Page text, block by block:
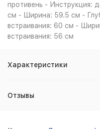
противень - Инструкция:
см - Ширина: 59.5 см -
встраивания: 60 см -
встраивания: 56 см
Характеристики
Отзывы